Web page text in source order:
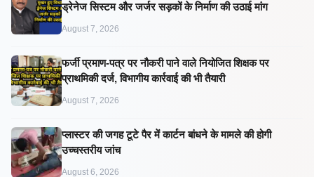
ड्रेनेज सिस्टम और जर्जर सड़कों के निर्माण की उठाई मांग
August 7, 2026
फर्जी प्रमाण-पत्र पर नौकरी पाने वाले नियोजित शिक्षक पर
प्राथमिकी दर्ज, विभागीय कार्रवाई की भी तैयारी
August 7, 2026
प्लास्टर की जगह टूटे पैर में कार्टन बांधने के मामले की होगी
उच्चस्तरीय जांच
August 6, 2026